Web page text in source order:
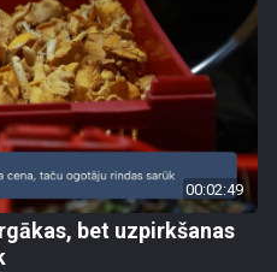
00:02:49
bet uzpirkšanas